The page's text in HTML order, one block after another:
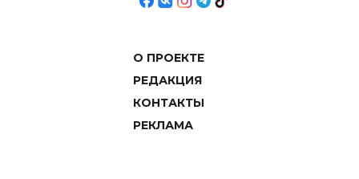
О ПРОЕКТЕ
РЕДАКЦИЯ
КОНТАКТЫ
РЕКЛАМА